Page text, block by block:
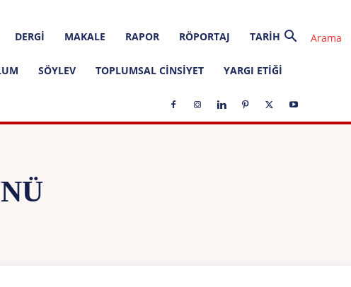
DERGI MAKALE RAPOR RÖPORTAJ TARIH
SÖYLEV TOPLUMSAL CINSIYET YARGI ETIĞI